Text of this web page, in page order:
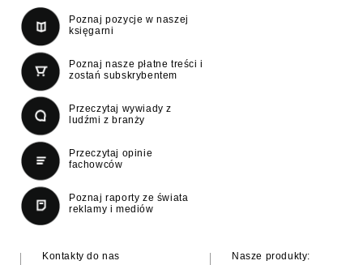
Poznaj pozycje w naszej
księgarni
Poznaj nasze płatne treści i
zostań subskrybentem
Przeczytaj wywiady z
ludźmi z branży
Przeczytaj opinie
fachowców
Poznaj raporty ze świata
reklamy i mediów
Kontakty do nas
Nasze produkty: